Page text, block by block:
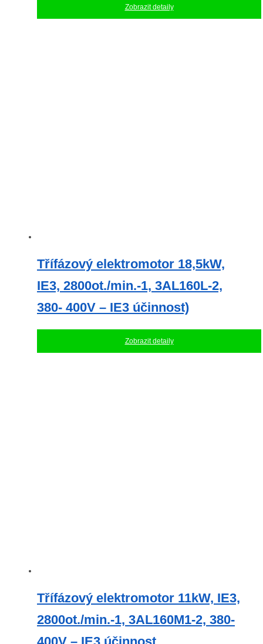
Zobrazit detaily
Třífázový elektromotor 18,5kW,
IE3, 2800ot./min.-1, 3AL160L-2,
380- 400V – IE3 účinnost)
Zobrazit detaily
Třífázový elektromotor 11kW, IE3,
2800ot./min.-1, 3AL160M1-2, 380-